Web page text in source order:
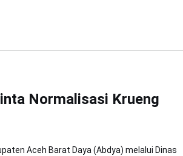
Normalisasi Krueng
Aceh Barat Daya (Abdya) melalui Dinas